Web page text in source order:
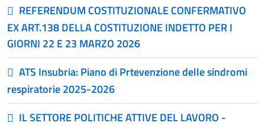
REFERENDUM COSTITUZIONALE CONFERMATIVO
EX ART.138 DELLA COSTITUZIONE INDETTO PER I
GIORNI 22 E 23 MARZO 2026
ATS Insubria: Piano di Prtevenzione delle sindromi
respiratorie 2025-2026
IL SETTORE POLITICHE ATTIVE DEL LAVORO -